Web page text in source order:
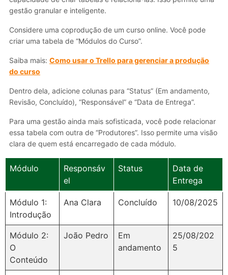
gestão granular e inteligente.
Considere uma coprodução de um curso online. Você pode
criar uma tabela de “Módulos do Curso”.
Saiba mais: Como usar o Trello para gerenciar a produção
do curso
Dentro dela, adicione colunas para “Status” (Em andamento,
Revisão, Concluído), “Responsável” e “Data de Entrega”.
Para uma gestão ainda mais sofisticada, você pode relacionar
essa tabela com outra de “Produtores”. Isso permite uma visão
clara de quem está encarregado de cada módulo.
Módulo
Responsáv
el
Status
Data de
Entrega
Módulo 1:
Introdução
Ana Clara Concluído 10/08/2025
Módulo 2:
O
Conteúdo
João Pedro
Em
andamento
25/08/202
5